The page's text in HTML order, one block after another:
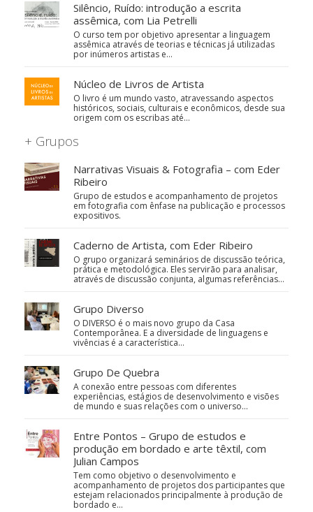
Silêncio, Ruído: introdução a escrita
assêmica, com Lia Petrelli
O curso tem por objetivo apresentar a linguagem
assêmica através de teorias e técnicas já utilizadas
por inúmeros artistas e…
Núcleo de Livros de Artista
O livro é um mundo vasto, atravessando aspectos
históricos, sociais, culturais e econômicos, desde sua
origem com os escribas até…
+ Grupos
Narrativas Visuais & Fotografia – com Eder
Ribeiro
Grupo de estudos e acompanhamento de projetos
em fotografia com ênfase na publicação e processos
expositivos.
Caderno de Artista, com Eder Ribeiro
O grupo organizará seminários de discussão teórica,
prática e metodológica. Eles servirão para analisar,
através de discussão conjunta, algumas referências…
Grupo Diverso
O DIVERSO é o mais novo grupo da Casa
Contemporânea. E a diversidade de linguagens e
vivências é a característica…
Grupo De Quebra
A conexão entre pessoas com diferentes
experiências, estágios de desenvolvimento e visões
de mundo e suas relações com o universo…
Entre Pontos – Grupo de estudos e
produção em bordado e arte têxtil, com
Julian Campos
Tem como objetivo o desenvolvimento e
acompanhamento de projetos dos participantes que
estejam relacionados principalmente à produção de
bordado e…